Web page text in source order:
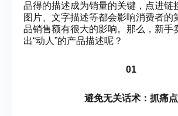
品得的描述成为销量的关键，点进链
图片、文字描述等都会影响消费者的
品销售额有很大的影响。那么，新手
出“动人”的产品描述呢？
01
避免无关话术：抓痛点